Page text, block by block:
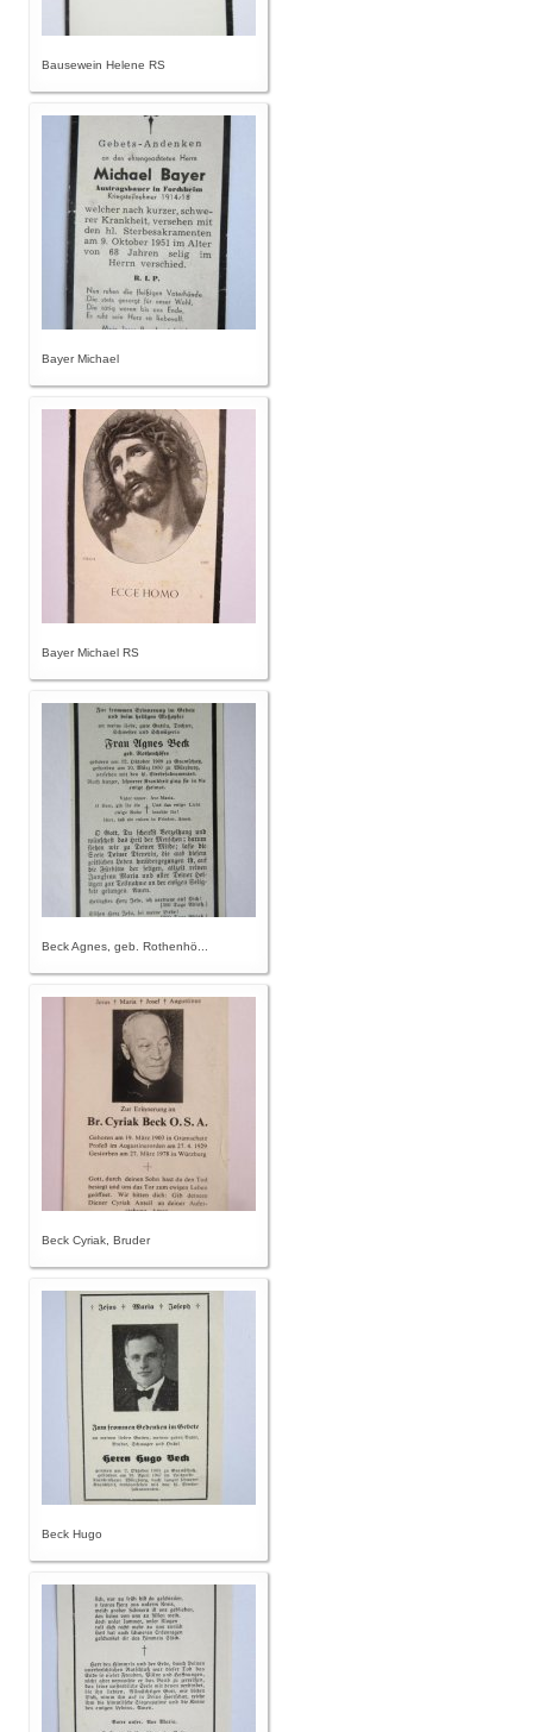
Bausewein Helene RS
Bayer Michael
Bayer Michael RS
Beck Agnes, geb. Rothenhö...
Beck Cyriak, Bruder
Beck Hugo